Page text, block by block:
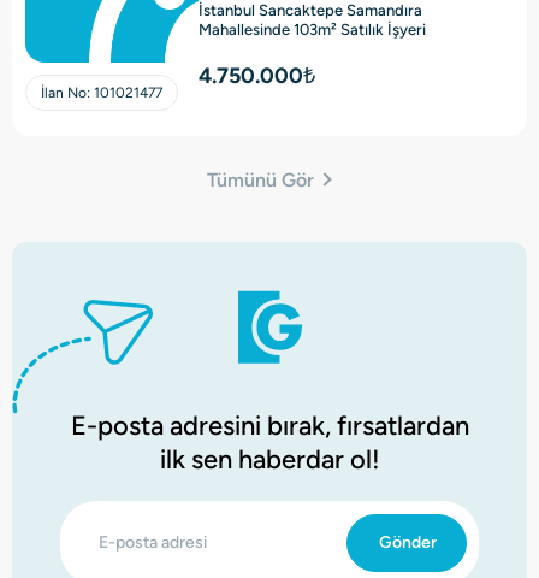
İlan No: 101021477
İstanbul Sancaktepe Samandıra
Mahallesinde 103m² Satılık İşyeri
4.750.000₺
Tümünü Gör
E-posta adresini bırak, fırsatlardan
ilk sen haberdar ol!
E-posta adresi Gönder